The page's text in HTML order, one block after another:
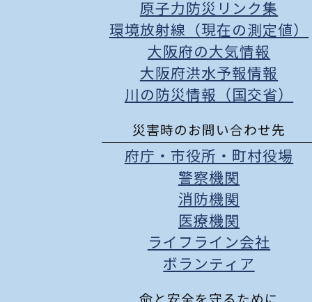
原子力防災リンク集
環境放射線（現在の測定値）
大阪府の大気情報
大阪府洪水予報情報
川の防災情報（国交省）
災害時のお問い合わせ先
府庁 ・ 市役所 ・ 町村役場
警察機関
消防機関
医療機関
ライフライン会社
ボランティア